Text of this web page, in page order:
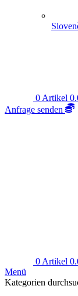
0 Artikel
Anfrage senden
0 Artikel
Menü
Kategorien